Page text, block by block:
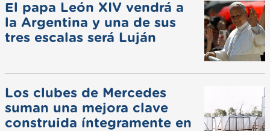
El papa León XIV vendrá a
la Argentina y una de sus
tres escalas será Luján
Los clubes de Mercedes
suman una mejora clave
construida íntegramente en